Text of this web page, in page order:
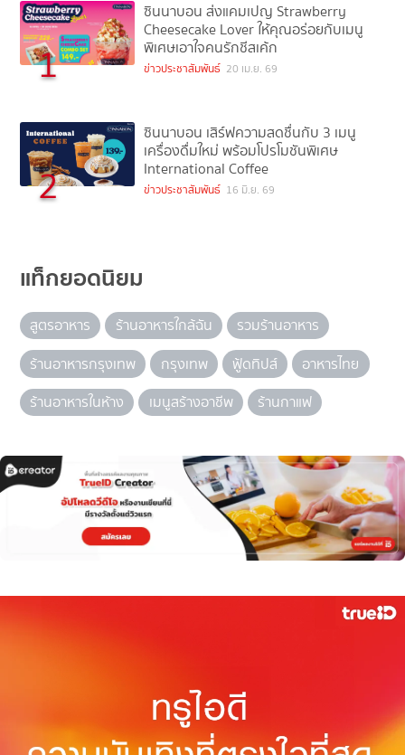
1
ซินนาบอน ส่งแคมเปญ Strawberry
Cheesecake Lover ให้คุณอร่อยกับเมนู
พิเศษเอาใจคนรักชีสเค้ก
ข่าวประชาสัมพันธ์ 20 เม.ย. 69
2
ซินนาบอน เสิร์ฟความสดชื่นกับ 3 เมนู
เครื่องดื่มใหม่ พร้อมโปรโมชันพิเศษ
International Coffee
ข่าวประชาสัมพันธ์ 16 มิ.ย. 69
แท็กยอดนิยม
สูตรอาหาร ร้านอาหารใกล้ฉัน
รวมร้านอาหาร
ร้านอาหารกรุงเทพ
กรุงเทพ ฟู้ดทิปส์
อาหารไทย
ร้านอาหารในห้าง
เมนูสร้างอาชีพ ร้านกาแฟ